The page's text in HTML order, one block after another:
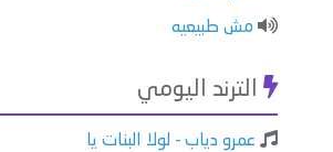
⁠⁠مش طبيعيه
الترند اليومي
عمرو دياب - لولا البنات يا